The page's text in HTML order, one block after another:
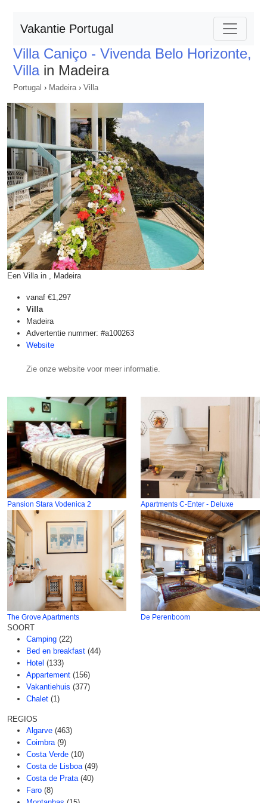
Vakantie Portugal
Villa Caniço - Vivenda Belo Horizonte,
Villain Madeira
Portugal › Madeira› Villa
Een Villa in , Madeira
vanaf €1,297
Villa
Madeira
Advertentie nummer: #a100263
Website
Zie onze website voor meer informatie.
Pansion Stara Vodenica 2 Apartments C-Enter - Deluxe
The Grove Apartments De Perenboom
SOORT
Camping (22)
Bed en breakfast (44)
Hotel (133)
Appartement (156)
Vakantiehuis (377)
Chalet (1)
REGIOS
Algarve (463)
Coimbra (9)
Costa Verde (10)
Costa de Lisboa (49)
Costa de Prata (40)
Faro (8)